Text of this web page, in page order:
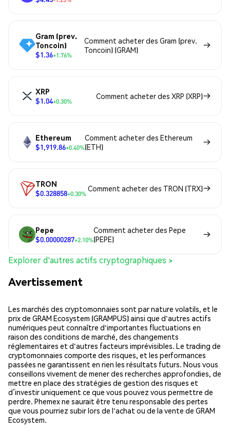
Gram (prev.
Toncoin)
$1.36+1.76%
Comment acheter des Gram (prev.
Toncoin) (GRAM)
XRP
$1.04+0.30%
Comment acheter des XRP (XRP)
Ethereum
$1,919.86+0.40%
Comment acheter des Ethereum
(ETH)
TRON
$0.328858+0.30%
Comment acheter des TRON (TRX)
Pepe
$0.00000287+2.10%
Comment acheter des Pepe
(PEPE)
Explorer d'autres actifs cryptographiques >
Avertissement
Les marchés des cryptomonnaies sont par nature volatils, et le
prix de GRAM Ecosystem (GRAMPUS) ainsi que d'autres actifs
numériques peut connaître d'importantes fluctuations en
raison des conditions de marché, des changements
réglementaires et d'autres facteurs imprévisibles. Le trading de
cryptomonnaies comporte des risques, et les performances
passées ne garantissent en rien les résultats futurs. Nous vous
conseillons vivement de mener des recherches approfondies, de
mettre en place des stratégies de gestion des risques et
d’investir uniquement ce que vous pouvez vous permettre de
perdre. Phemex ne saurait être tenu responsable des pertes
que vous pourriez subir lors de l'achat ou de la vente de GRAM
Ecosystem.